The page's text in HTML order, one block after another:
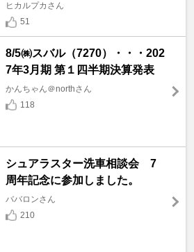
ヒカルプカさん
51
8/5㈱スバル（7270）・・・202
7年3月期 第１四半期決算発表
かんちゃん＠northさん
118
シュアラスター洗車相談会 7
周年記念に参加しました。
ババロンさん
210